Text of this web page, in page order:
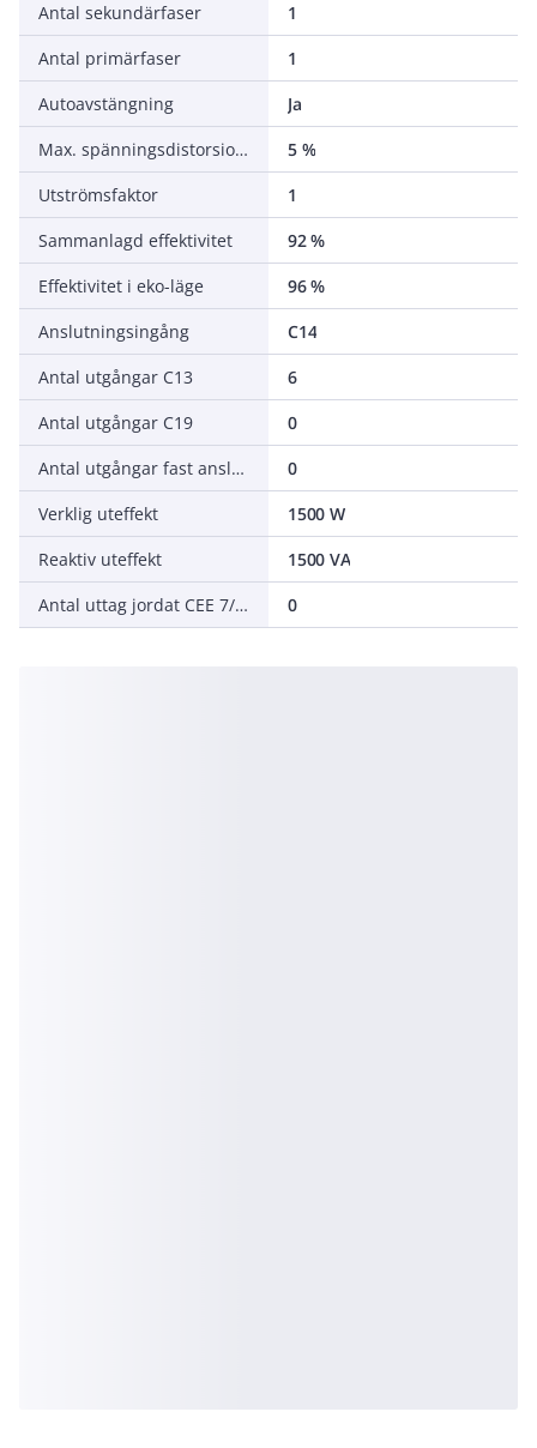
Antal sekundärfaser
1
Antal primärfaser
1
Autoavstängning
Ja
Max. spänningsdistorsion (linjär belastning)
5 %
Utströmsfaktor
1
Sammanlagd effektivitet
92 %
Effektivitet i eko-läge
96 %
Anslutningsingång
C14
Antal utgångar C13
6
Antal utgångar C19
0
Antal utgångar fast anslutning
0
Verklig uteffekt
1500 W
Reaktiv uteffekt
1500 VA
Antal uttag jordat CEE 7/5 (Typ E)
0